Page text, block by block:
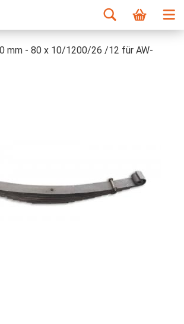
mm - 80 x 10/1200/26 /12 für AW-